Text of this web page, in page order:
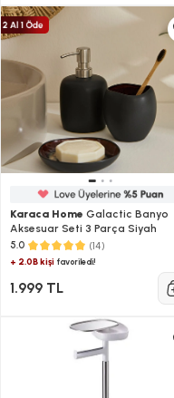
Karaca Home Galactic Banyo
Aksesuar Seti 3 Parça Siyah
5.0 (14)
+ 2.0B kişi favoriledi!
1.999 TL